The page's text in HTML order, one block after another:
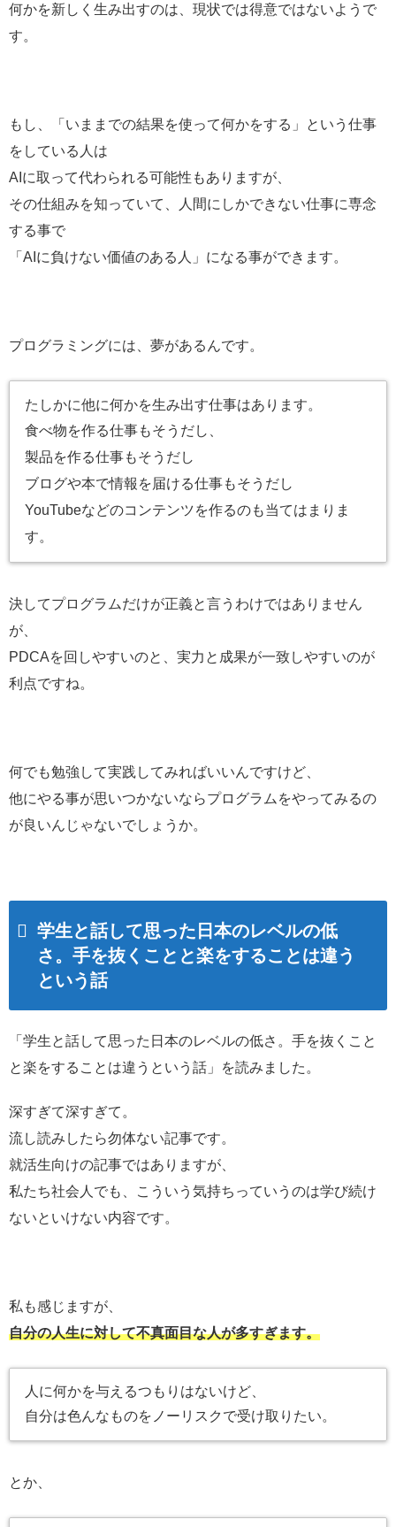
何かを新しく生み出すのは、現状では得意ではないようで
す。
もし、「いままでの結果を使って何かをする」という仕事
をしている人は
AIに取って代わられる可能性もありますが、
その仕組みを知っていて、人間にしかできない仕事に専念
する事で
「AIに負けない価値のある人」になる事ができます。
プログラミングには、夢があるんです。
たしかに他に何かを生み出す仕事はあります。
食べ物を作る仕事もそうだし、
製品を作る仕事もそうだし
ブログや本で情報を届ける仕事もそうだし
YouTubeなどのコンテンツを作るのも当てはまりま
す。
決してプログラムだけが正義と言うわけではありません
が、
PDCAを回しやすいのと、実力と成果が一致しやすいのが
利点ですね。
何でも勉強して実践してみればいいんですけど、
他にやる事が思いつかないならプログラムをやってみるの
が良いんじゃないでしょうか。
学生と話して思った日本のレベルの低
さ。手を抜くことと楽をすることは違う
という話
「学生と話して思った日本のレベルの低さ。手を抜くこと
と楽をすることは違うという話」を読みました。
深すぎて深すぎて。
流し読みしたら勿体ない記事です。
就活生向けの記事ではありますが、
私たち社会人でも、こういう気持ちっていうのは学び続け
ないといけない内容です。
私も感じますが、
自分の人生に対して不真面目な人が多すぎます。
人に何かを与えるつもりはないけど、
自分は色んなものをノーリスクで受け取りたい。
とか、